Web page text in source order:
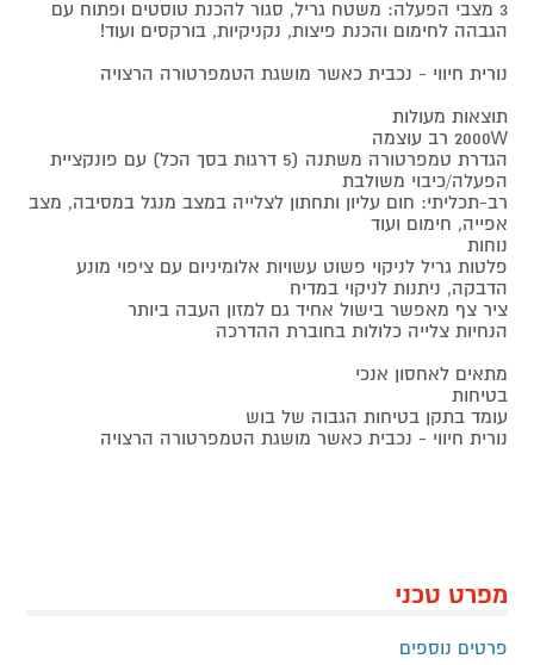
3 מצבי הפעלה: משטח גריל, סגור להכנת טוסטים ופתוח עם
הגבהה לחימום והכנת פיצות, נקניקיות, בורקסים ועוד!
נורית חיווי - נכבית כאשר מושגת הטמפרטורה הרצויה
תוצאות מעולות
2000W רב עוצמה
הגדרת טמפרטורה משתנה (5 דרגות בסך הכל) עם פונקציית
הפעלה/כיבוי משולבת
רב-תכליתי: חום עליון ותחתון לצלייה במצב מנגל במסיבה, מצב
אפייה, חימום ועוד
נוחות
פלטות גריל לניקוי פשוט עשויות אלומיניום עם ציפוי מונע
הדבקה, ניתנות לניקוי במדיח
ציר צף מאפשר בישול אחיד גם למזון העבה ביותר
הנחיות צלייה כלולות בחוברת ההדרכה
מתאים לאחסון אנכי
בטיחות
עומד בתקן בטיחות הגבוה של בוש
נורית חיווי - נכבית כאשר מושגת הטמפרטורה הרצויה
מפרט טכני
פרטים נוספים